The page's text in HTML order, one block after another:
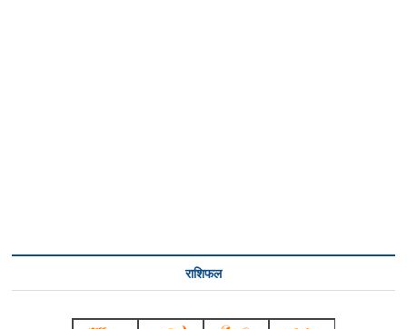
राशिफल